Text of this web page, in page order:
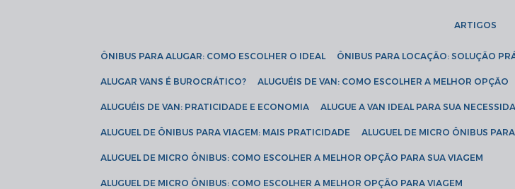
ARTIGOS
ÔNIBUS PARA ALUGAR: COMO ESCOLHER O IDEAL ÔNIBUS PARA LOCAÇÃO: SOLUÇÃO
ALUGAR VANS É BUROCRÁTICO? ALUGUÉIS DE VAN: COMO ESCOLHER A MELHOR OPÇÃO
ALUGUÉIS DE VAN: PRATICIDADE E ECONOMIA ALUGUE A VAN IDEAL PARA SUA
ALUGUEL DE ÔNIBUS PARA VIAGEM: MAIS PRATICIDADE ALUGUEL DE MICRO ÔNIBUS
ALUGUEL DE MICRO ÔNIBUS: COMO ESCOLHER A MELHOR OPÇÃO PARA SUA VIAGEM
ALUGUEL DE MICRO ÔNIBUS: COMO ESCOLHER A MELHOR OPÇÃO PARA VIAGEM